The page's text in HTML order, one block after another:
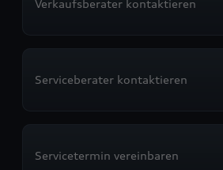
Verkaufsberater kontaktieren
Serviceberater kontaktieren
Servicetermin vereinbaren